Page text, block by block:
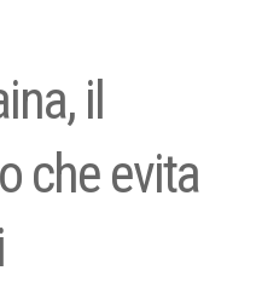
il
che evita